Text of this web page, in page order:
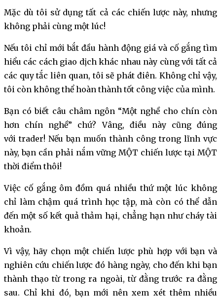
Mặc dù tôi sử dụng tất cả các chiến lược này, nhưng
không phải cùng một lúc!
Nếu tôi chỉ mới bắt đầu hành động giá và cố gắng tìm
hiểu các cách giao dịch khác nhau này cùng với tất cả
các quy tắc liên quan, tôi sẽ phát điên. Không chỉ vậy,
tôi còn không thể hoàn thành tốt công việc của mình.
Bạn có biết câu châm ngôn “Một nghề cho chín còn
hơn chín nghề” chứ? Vâng, điều này cũng đúng
với trader! Nếu bạn muốn thành công trong lĩnh vực
này, bạn cần phải nắm vững MỘT chiến lược tại MỘT
thời điểm thôi!
Việc cố gắng ôm đồm quá nhiều thứ một lúc không
chỉ làm chậm quá trình học tập, mà còn có thể dẫn
đến một số kết quả thảm hại, chẳng hạn như cháy tài
khoản.
Vì vậy, hãy chọn một chiến lược phù hợp với bạn và
nghiên cứu chiến lược đó hàng ngày, cho đến khi bạn
thành thạo từ trong ra ngoài, từ đằng trước ra đằng
sau. Chỉ khi đó, bạn mới nên xem xét thêm nhiều